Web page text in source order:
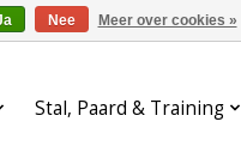
Stal, Paard & Training
Nee Meer over cookies »